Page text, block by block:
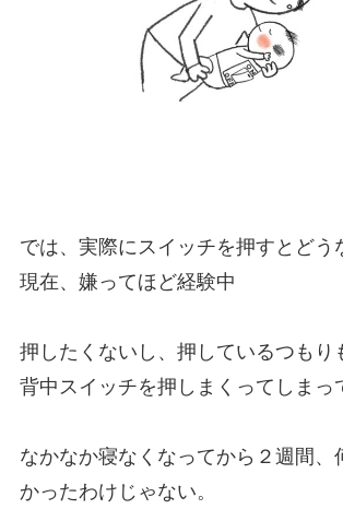
では、実際にスイッチを押すとど
現在、嫌ってほど経験中
押したくないし、押しているつもり
背中スイッチを押しまくってしまっ
なかなか寝なくなってから２週間、
かったわけじゃない。